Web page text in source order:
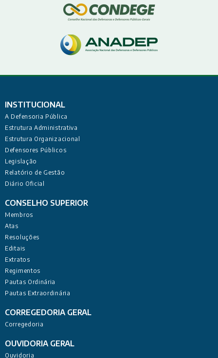
INSTITUCIONAL
A Defensoria Pública
Estrutura Administrativa
Estrutura Organizacional
Defensores Públicos
Legislação
Relatório de Gestão
Diário Oficial
CONSELHO SUPERIOR
Membros
Atas
Resoluções
Editais
Extratos
Regimentos
Pautas Ordinária
Pautas Extraordinária
CORREGEDORIA GERAL
Corregedoria
OUVIDORIA GERAL
Ouvidoria